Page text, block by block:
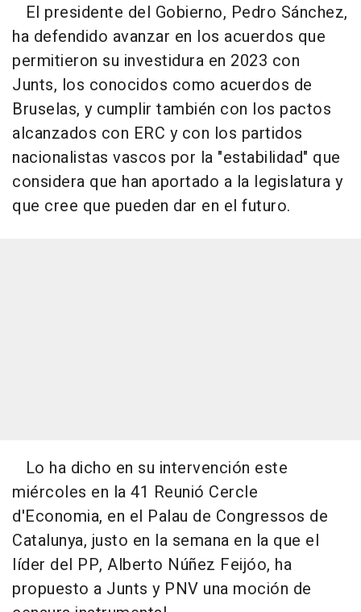
El presidente del Gobierno, Pedro Sánchez,
ha defendido avanzar en los acuerdos que
permitieron su investidura en 2023 con
Junts, los conocidos como acuerdos de
Bruselas, y cumplir también con los pactos
alcanzados con ERC y con los partidos
nacionalistas vascos por la "estabilidad" que
considera que han aportado a la legislatura y
que cree que pueden dar en el futuro.
Lo ha dicho en su intervención este
miércoles en la 41 Reunió Cercle
d'Economia, en el Palau de Congressos de
Catalunya, justo en la semana en la que el
líder del PP, Alberto Núñez Feijóo, ha
propuesto a Junts y PNV una moción de